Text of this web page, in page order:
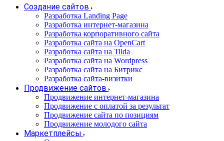
Создание сайтов
Разработка Landing Page
Разработка интернет-магазина
Разработка корпоративного сайта
Разработка сайта на OpenCart
Разработка сайта на Tilda
Разработка сайта на Wordpress
Разработка сайта на Битрикс
Разработка сайта-визитки
Продвижение сайтов
Продвижение интернет-магазина
Продвижение с оплатой за результат
Продвижение сайта по позициям
Продвижение молодого сайта
Маркетплейсы